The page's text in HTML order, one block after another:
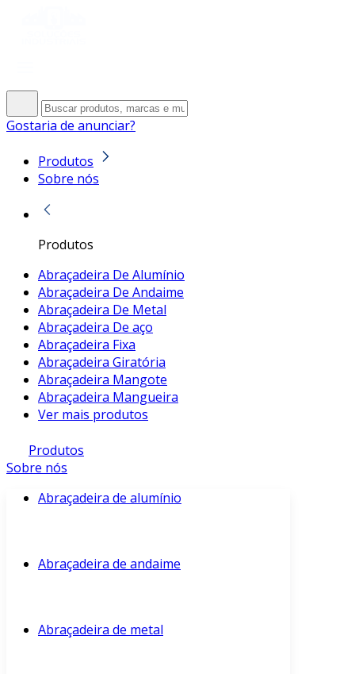
Gostaria de anunciar?
Produtos
Sobre nós
Produtos
Abraçadeira De Alumínio
Abraçadeira De Andaime
Abraçadeira De Metal
Abraçadeira De aço
Abraçadeira Fixa
Abraçadeira Giratória
Abraçadeira Mangote
Abraçadeira Mangueira
Ver mais produtos
Produtos
Sobre nós
Abraçadeira de alumínio
Abraçadeira de andaime
Abraçadeira de metal